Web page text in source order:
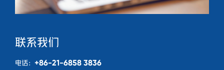
联系我们
电话： +86-21-6858 3836